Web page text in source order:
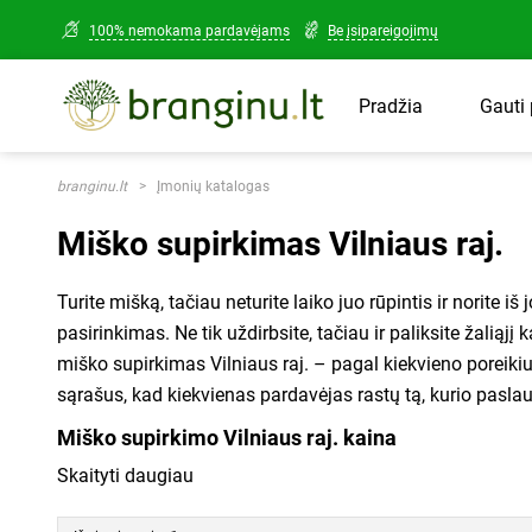
100% nemokama pardavėjams Be įsipareigojimų
Pradžia Gauti
branginu.lt Įmonių katalogas
Miško supirkimas Vilniaus raj.
Turite mišką, tačiau neturite laiko juo rūpintis ir norite
pasirinkimas. Ne tik uždirbsite, tačiau ir paliksite žaliąjį
miško supirkimas Vilniaus raj. – pagal kiekvieno
sąrašus, kad kiekvienas pardavėjas rastų tą, kurio
Miško supirkimo Vilniaus raj. kaina
Skaityti daugiau
Kur rasti
Kadastrinį numerį
savo numerio
Šiuo klausimu taip
mumis!
1515.
Telefono nr.
Jūsų el. paštas
Susipažinau ir sutinku
privatumo politikair jų
pradėkite gauti
+ pridėti daugiau